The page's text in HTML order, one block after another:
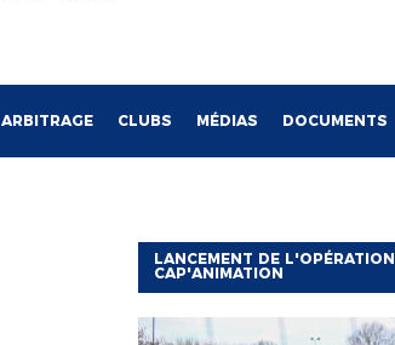
ARBITRAGE CLUBS MÉDIAS DOCUMENTS
LANCEMENT DE L'OPÉRATION
CAP'ANIMATION